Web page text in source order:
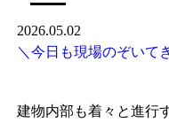
2026.05.02
＼今日も現場のぞいて
建物内部も着々と進行